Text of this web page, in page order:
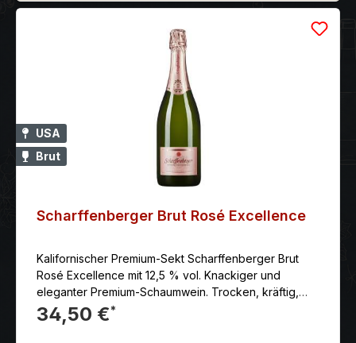
USA
Brut
Scharffenberger Brut Rosé Excellence
Kalifornischer Premium-Sekt Scharffenberger Brut
Rosé Excellence mit 12,5 % vol. Knackiger und
eleganter Premium-Schaumwein. Trocken, kräftig,
aber komplex, von den Kaki- und Himbeeraromen bis
hin zu den lebhaften Aromen von weißen Himbeeren
34,50 €*